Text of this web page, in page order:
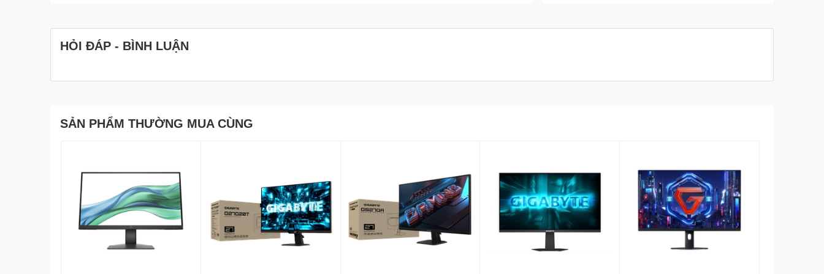
Cổng kết nối
Góc nhìn 178° vertical / 178° horizontal
Kích thước 623 mm x 208 mm x 508 mm
Cân nặng
HỎI ĐÁP - BÌNH LUẬN
SẢN PHẨM THƯỜNG MUA CÙNG